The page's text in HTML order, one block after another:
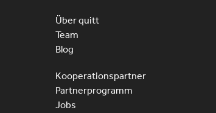
Über quitt
Team
Blog
Kooperationspartner
Partnerprogramm
Jobs